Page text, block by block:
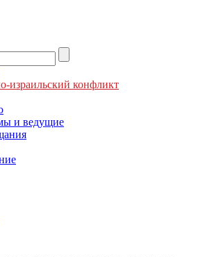
израильский конфликт
и ведущие